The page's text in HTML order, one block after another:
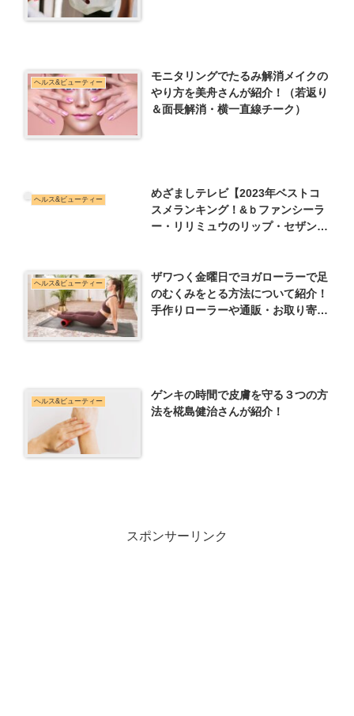
ヘルス&ビューティー
モニタリングでたるみ解消メイクの
やり方を美舟さんが紹介！（若返り
＆面長解消・横一直線チーク）
ヘルス&ビューティー
めざましテレビ【2023年ベストコ
スメランキング！&ｂファンシーラ
ー・リリミュウのリップ・セザンヌ
ヘルス&ビューティー
ザワつく金曜日でヨガローラーで足
のむくみをとる方法について紹介！
手作りローラーや通販・お取り寄せ
ヘルス&ビューティー
ゲンキの時間で皮膚を守る３つの方
法を椛島健治さんが紹介！
スポンサーリンク